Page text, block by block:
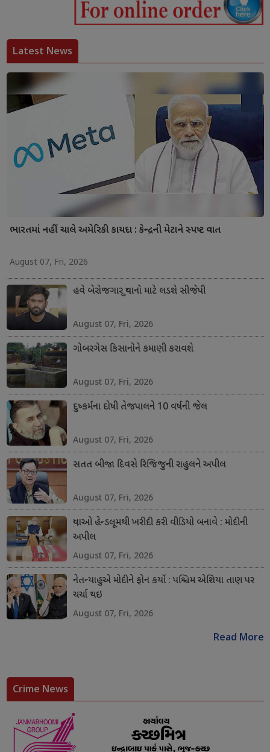
Latest News
ભારતમાં નહીં ચાલે અમેરિકી કાયદા : કેન્દ્રની મેટાને સ્પષ્ટ વાત
August 07, Fri, 2026
હવે બેરોજગાર યુવાનો માટે લડશે સીજેપી
August 07, Fri, 2026
ગોબરગેસ કિસાનોને કમાણી કરાવશે
August 07, Fri, 2026
દુષ્કર્મના દોષી તેજપાલને 10 વર્ષની જેલ
August 07, Fri, 2026
સતત બીજા દિવસે રિજિજુની રાહુલને અપીલ
August 07, Fri, 2026
યુવાઓ હેન્ડલૂમથી ખરીદી કરી વીડિયો બનાવે : મોદીની
અપીલ
August 07, Fri, 2026
નેતન્યાહુએ મોદીને ફોન કર્યો : પશ્ચિમ એશિયા તાણ પર
ચર્ચા થઇ
August 07, Fri, 2026
Read More
Crime News